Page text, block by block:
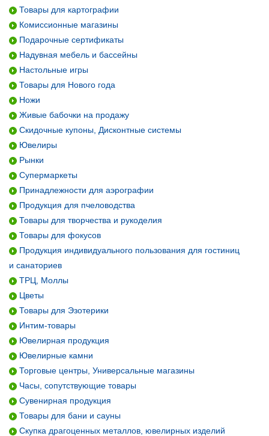
Товары для картографии
Комиссионные магазины
Подарочные сертификаты
Надувная мебель и бассейны
Настольные игры
Товары для Нового года
Ножи
Живые бабочки на продажу
Скидочные купоны, Дисконтные системы
Ювелиры
Рынки
Супермаркеты
Принадлежности для аэрографии
Продукция для пчеловодства
Товары для творчества и рукоделия
Товары для фокусов
Продукция индивидуального пользования для гостиниц
и санаториев
ТРЦ, Моллы
Цветы
Товары для Эзотерики
Интим-товары
Ювелирная продукция
Ювелирные камни
Торговые центры, Универсальные магазины
Часы, сопутствующие товары
Сувенирная продукция
Товары для бани и сауны
Скупка драгоценных металлов, ювелирных изделий